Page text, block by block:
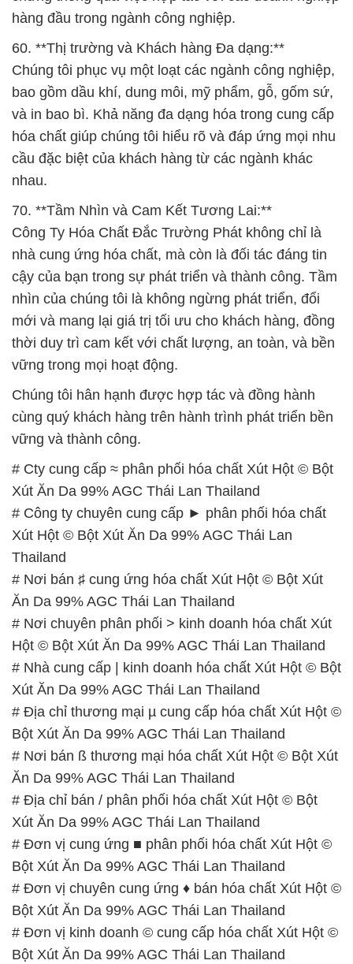
hàng đầu trong ngành công nghiệp.
60. **Thị trường và Khách hàng Đa dạng:**
Chúng tôi phục vụ một loạt các ngành công nghiệp,
bao gồm dầu khí, dung môi, mỹ phẩm, gỗ, gốm sứ,
và in bao bì. Khả năng đa dạng hóa trong cung cấp
hóa chất giúp chúng tôi hiểu rõ và đáp ứng mọi nhu
cầu đặc biệt của khách hàng từ các ngành khác
nhau.
70. **Tầm Nhìn và Cam Kết Tương Lai:**
Công Ty Hóa Chất Đắc Trường Phát không chỉ là
nhà cung ứng hóa chất, mà còn là đối tác đáng tin
cậy của bạn trong sự phát triển và thành công. Tầm
nhìn của chúng tôi là không ngừng phát triển, đổi
mới và mang lại giá trị tối ưu cho khách hàng, đồng
thời duy trì cam kết với chất lượng, an toàn, và bền
vững trong mọi hoạt động.
Chúng tôi hân hạnh được hợp tác và đồng hành
cùng quý khách hàng trên hành trình phát triển bền
vững và thành công.
# Cty cung cấp ≈ phân phối hóa chất Xút Hột © Bột
Xút Ăn Da 99% AGC Thái Lan Thailand
# Công ty chuyên cung cấp ► phân phối hóa chất
Xút Hột © Bột Xút Ăn Da 99% AGC Thái Lan
Thailand
# Nơi bán ♯ cung ứng hóa chất Xút Hột © Bột Xút
Ăn Da 99% AGC Thái Lan Thailand
# Nơi chuyên phân phối > kinh doanh hóa chất Xút
Hột © Bột Xút Ăn Da 99% AGC Thái Lan Thailand
# Nhà cung cấp | kinh doanh hóa chất Xút Hột © Bột
Xút Ăn Da 99% AGC Thái Lan Thailand
# Địa chỉ thương mại µ cung cấp hóa chất Xút Hột ©
Bột Xút Ăn Da 99% AGC Thái Lan Thailand
# Nơi bán ß thương mại hóa chất Xút Hột © Bột Xút
Ăn Da 99% AGC Thái Lan Thailand
# Địa chỉ bán / phân phối hóa chất Xút Hột © Bột
Xút Ăn Da 99% AGC Thái Lan Thailand
# Đơn vị cung ứng ■ phân phối hóa chất Xút Hột ©
Bột Xút Ăn Da 99% AGC Thái Lan Thailand
# Đơn vị chuyên cung ứng ♦ bán hóa chất Xút Hột ©
Bột Xút Ăn Da 99% AGC Thái Lan Thailand
# Đơn vị kinh doanh © cung cấp hóa chất Xút Hột ©
Bột Xút Ăn Da 99% AGC Thái Lan Thailand